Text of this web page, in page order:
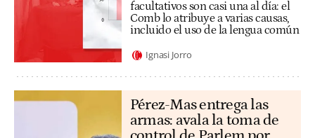
facultativos son casi una al día: el
Comb lo atribuye a varias causas,
incluido el uso de la lengua común
Ignasi Jorro
Pérez-Mas entrega las
armas: avala la toma de